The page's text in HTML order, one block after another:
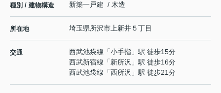
種別 / 建物構造 新築一戸建 / 木造
所在地 埼玉県所沢市 上新井５丁目
交通 西武池袋線 「小手指 」駅 徒歩15分
西武新宿線 「新所沢 」駅 徒歩16分
西武池袋線 「西所沢 」駅 徒歩21分